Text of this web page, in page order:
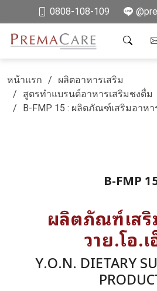
0808-108-109
หน้าแรก
ผลิตอาหารเสริม
สูตรทำแบรนด์อาหารเสริมชงดื่ม
B-FMP 15 : ผลิตภัณฑ์เสริมอาหา
B-FMP
ผลิตภัณฑ์เสริ
วาย.โอ.
Y.O.N. DIETARY